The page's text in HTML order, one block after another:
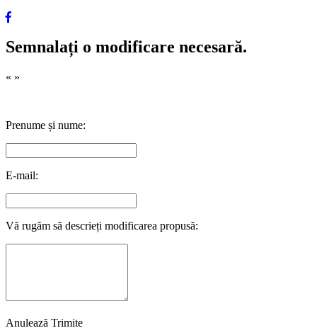
Semnalați o modificare necesară.
« »
Prenume și nume:
E-mail:
Vă rugăm să descrieți modificarea propusă:
Anulează Trimite